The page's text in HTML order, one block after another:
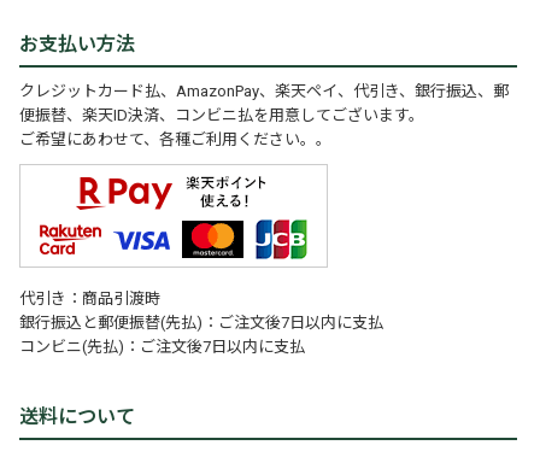
お支払い方法
クレジットカード払、AmazonPay、楽天ペイ、代引き、銀行振込、郵
便振替、楽天ID決済、コンビニ払を用意してございます。
ご希望にあわせて、各種ご利用ください。。
代引き：商品引渡時
銀行振込と郵便振替(先払)：ご注文後7日以内に支払
コンビニ(先払)：ご注文後7日以内に支払
送料について